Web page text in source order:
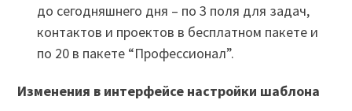
до сегодняшнего дня – по 3 поля для задач,
контактов и проектов в бесплатном пакете и
по 20 в пакете “Профессионал”.
Изменения в интерфейсе настройки шаблона